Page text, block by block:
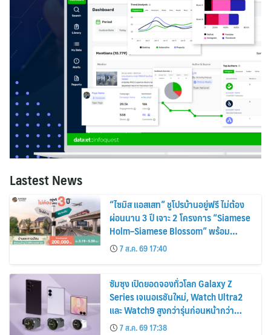
Lastest News
“ไซมิส แอสเสท” ชูโปรบ้านอยู่ฟรี ไม่ต้อง
ผ่อนนาน 3 ปี เจาะ 2 โครงการ “Siamese
Holm–Siamese Blossom” พร้อม
ส่วนลดและสิทธิพิเศษถึง 31 สิงหาคม
2569
7 ส.ค. 69 17:40
ซัมซุง เปิดยอดจองทั่วโลก Galaxy Z
Series เจเนอเรชันใหม่, Watch Ultra2
และ Watch9 สูงกว่ารุ่นก่อนหน้ากว่า
30%7 ส.ค. 69 17:38